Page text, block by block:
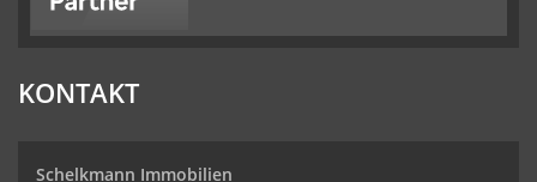
KONTAKT
Schelkmann Immobilien